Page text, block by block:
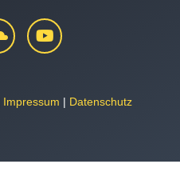
Impressum | Datenschutz